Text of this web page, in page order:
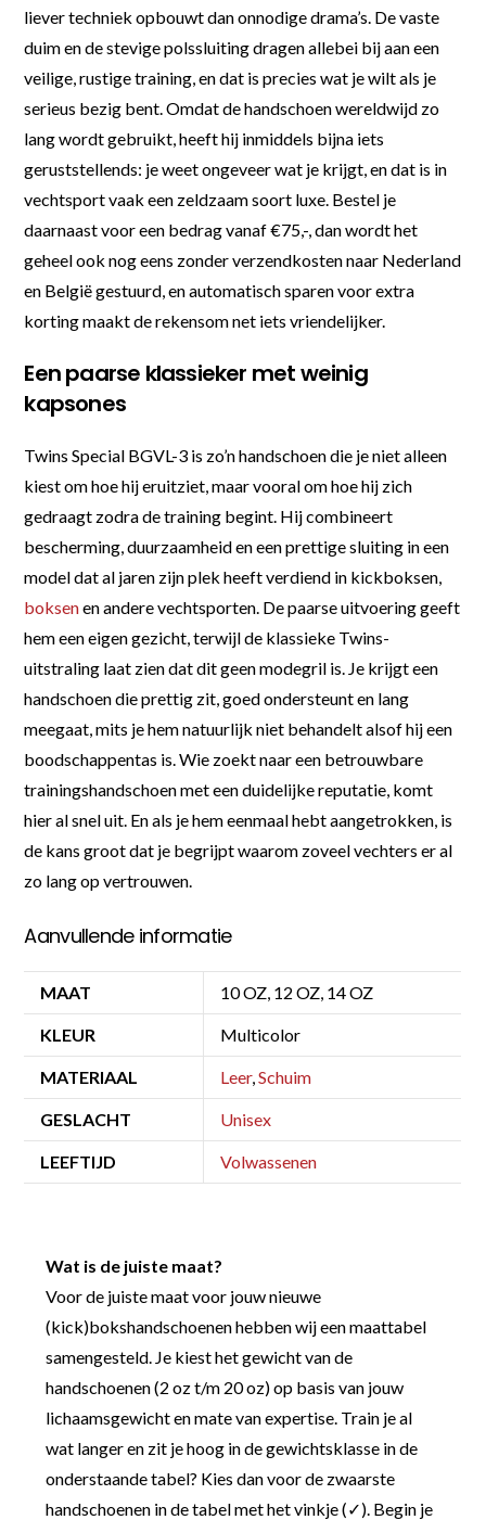
liever techniek opbouwt dan onnodige drama’s. De vaste
duim en de stevige polssluiting dragen allebei bij aan een
veilige, rustige training, en dat is precies wat je wilt als je
serieus bezig bent. Omdat de handschoen wereldwijd zo
lang wordt gebruikt, heeft hij inmiddels bijna iets
geruststellends: je weet ongeveer wat je krijgt, en dat is in
vechtsport vaak een zeldzaam soort luxe. Bestel je
daarnaast voor een bedrag vanaf €75,-, dan wordt het
geheel ook nog eens zonder verzendkosten naar Nederland
en België gestuurd, en automatisch sparen voor extra
korting maakt de rekensom net iets vriendelijker.
Een paarse klassieker met weinig
kapsones
Twins Special BGVL-3 is zo’n handschoen die je niet alleen
kiest om hoe hij eruitziet, maar vooral om hoe hij zich
gedraagt zodra de training begint. Hij combineert
bescherming, duurzaamheid en een prettige sluiting in een
model dat al jaren zijn plek heeft verdiend in kickboksen,
boksenen andere vechtsporten. De paarse uitvoering geeft
hem een eigen gezicht, terwijl de klassieke Twins-
uitstraling laat zien dat dit geen modegril is. Je krijgt een
handschoen die prettig zit, goed ondersteunt en lang
meegaat, mits je hem natuurlijk niet behandelt alsof hij een
boodschappentas is. Wie zoekt naar een betrouwbare
trainingshandschoen met een duidelijke reputatie, komt
hier al snel uit. En als je hem eenmaal hebt aangetrokken, is
de kans groot dat je begrijpt waarom zoveel vechters er al
zo lang op vertrouwen.
Aanvullende informatie
MAAT 10 OZ, 12 OZ, 14 OZ
KLEUR Multicolor
MATERIAAL Leer,Schuim
GESLACHT Unisex
LEEFTIJD Volwassenen
Wat is de juiste maat?
Voor de juiste maat voor jouw nieuwe
(kick)bokshandschoenen hebben wij een maattabel
samengesteld. Je kiest het gewicht van de
handschoenen (2 oz t/m 20 oz) op basis van jouw
lichaamsgewicht en mate van expertise. Train je al
wat langer en zit je hoog in de gewichtsklasse in de
onderstaande tabel? Kies dan voor de zwaarste
handschoenen in de tabel met het vinkje (✓). Begin je